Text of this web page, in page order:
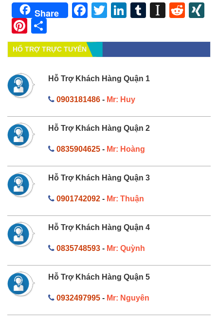
Share Facebook
TwitterLinkedIn
Tumblr
Pinterest
HỔ TRỢ TRỰC TUYẾN
Hỗ Trợ Khách Hàng Quận 1
0903181486- Mr: Huy
Hỗ Trợ Khách Hàng Quận 2
0835904625- Mr: Hoàng
Hỗ Trợ Khách Hàng Quận 3
0901742092- Mr: Thuận
Hỗ Trợ Khách Hàng Quận 4
0835748593- Mr: Quỳnh
Hỗ Trợ Khách Hàng Quận 5
0932497995- Mr: Nguyên